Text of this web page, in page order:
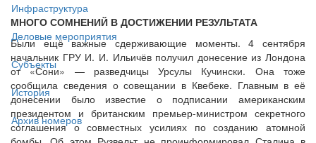
Инфраструктура
Деловые мероприятия
Субъекты
История
Архив номеров
МНОГО СОМНЕНИЙ В ДОСТИЖЕНИИ РЕЗУЛЬТАТА
Были ещё важные сдерживающие моменты. 4 сентября
начальник ГРУ И. И. Ильичёв получил донесение из Лондона
от «Сони» — разведчицы Урсулы Кучински. Она тоже
сообщила сведения о совещании в Квебеке. Главным в её
донесении было известие о подписании американским
президентом и британским премьер-министром секретного
соглашения о совместных усилиях по созданию атомной